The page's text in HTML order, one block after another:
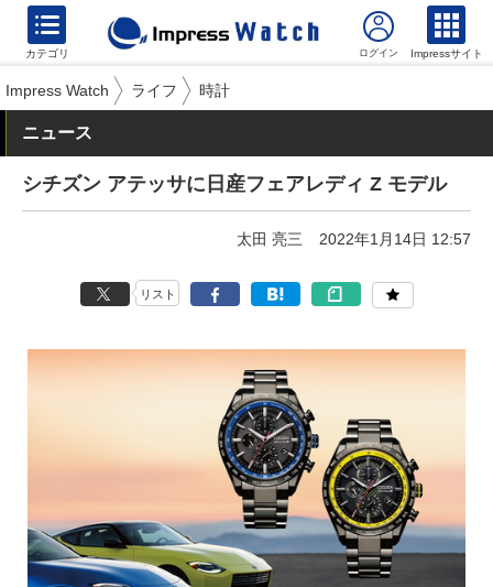
カテゴリ Impressサイト
Impress Watch ライフ 時計
ニュース
シチズン アテッサに日産フェアレディ Z モデル
太田 亮三 2022年1月14日 12:57
リスト